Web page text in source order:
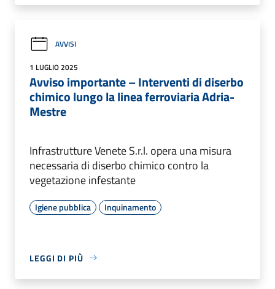
AVVISI
1 LUGLIO 2025
Avviso importante – Interventi di diserbo
chimico lungo la linea ferroviaria Adria-
Mestre
Infrastrutture Venete S.r.l. opera una misura
necessaria di diserbo chimico contro la
vegetazione infestante
Igiene pubblica Inquinamento
LEGGI DI PIÙ